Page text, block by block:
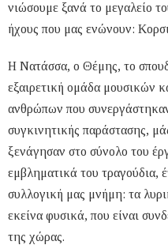
νιώσουμε ξανά το μεγαλείο
ήχους που μας ενώνουν:
Η Νατάσσα, ο Θέμης, το
εξαιρετική ομάδα μουσικών
ανθρώπων που
συγκινητικής παράστασης,
ξενάγησαν στο σύνολο του
εμβληματικά του τραγούδια,
συλλογική μας μνήμη: τα
εκείνα φυσικά, που είναι
της χώρας.